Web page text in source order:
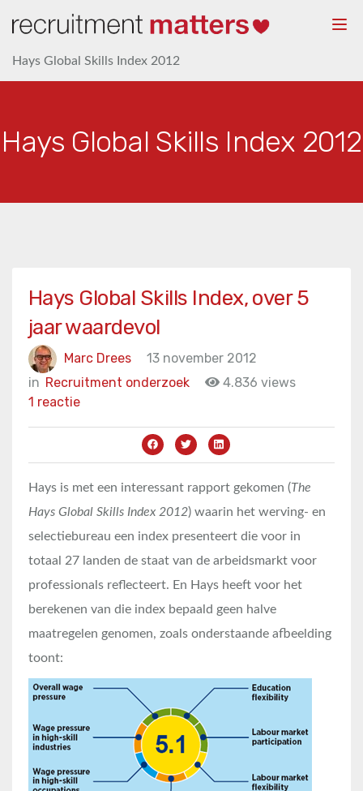
Hays Global Skills Index 2012
Hays Global Skills Index 2012
Hays Global Skills Index, over 5
jaar waardevol
Marc Drees
13 november 2012
in Recruitment onderzoek
4.836 views
1 reactie
Hays is met een interessant rapport gekomen (The
Hays Global Skills Index 2012) waarin het werving- en
selectiebureau een index presenteert die voor in
totaal 27 landen de staat van de arbeidsmarkt voor
professionals reflecteert. En Hays heeft voor het
berekenen van die index bepaald geen halve
maatregelen genomen, zoals onderstaande afbeelding
toont: